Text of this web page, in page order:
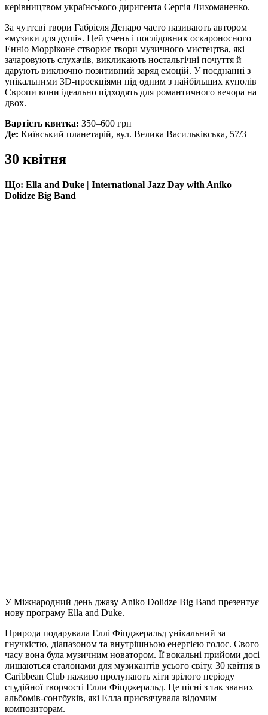
керівництвом українського диригента Сергія Лихоманенко.
За чуттєві твори Габріеля Денаро часто називають автором
«музики для душі». Цей учень і послідовник оскароносного
Енніо Морріконе створює твори музичного мистецтва, які
зачаровують слухачів, викликають ностальгічні почуття й
дарують виключно позитивний заряд емоцій. У поєднанні з
унікальними 3D-проекціями під одним з найбільших куполів
Європи вони ідеально підходять для романтичного вечора на
двох.
Вартість квитка: 350–600 грн
Де: Київський планетарій, вул. Велика Васильківська, 57/3
30 квітня
Що: Ella and Duke | International Jazz Day with Aniko
Dolidze Big Band
У Міжнародний день джазу Aniko Dolidze Big Band презентує
нову програму Ella and Duke.
Природа подарувала Еллі Фіцджеральд унікальний за
гнучкістю, діапазоном та внутрішньою енергією голос. Свого
часу вона була музичним новатором. Її вокальні прийоми досі
лишаються еталонами для музикантів усього світу. 30 квітня в
Caribbean Club наживо пролунають хіти зрілого періоду
студійної творчості Елли Фіцджеральд. Це пісні з так званих
альбомів-сонгбуків, які Елла присвячувала відомим
композиторам.